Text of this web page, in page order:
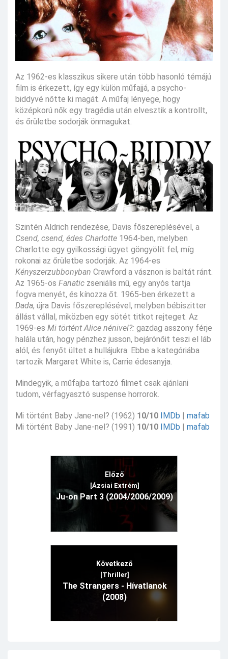
Az 1962-es klasszikus sikere után több hasonló témájú
film is érkezett, így egy külön műfajjá, a psycho-
biddyvé nőtte ki magát. A műfaj lényege, hogy
középkorú nők egy tragédia után elvesztik a kontrollt,
és őrületbe sodorják önmagukat.
Szintén Aldrich rendezése, Davis főszereplésével, a
Csend, csend, édes Charlotte 1964-ben, melyben
Charlotte egy gyilkossági ügyet göngyölít fel, míg
rokonai az őrületbe sodorják. Az 1964-es
Kényszerzubbonyban Crawford a vásznon is baltát ránt.
Az 1965-ös Fanatic zseniális mű, egy anyós tartja
fogva menyét, és kínozza őt. 1965-ben érkezett a
Dada, újra Davis főszereplésével, melyben bébiszitter
állást vállal, miközben egy sötét titkot rejteget. Az
1969-es Mi történt Alice nénivel?: gazdag asszony férje
halála után, hogy pénzhez jusson, bejárónőit teszi el láb
alól, és fenyőt ültet a hullájukra. Ebbe a kategóriába
tartozik Margaret White is, Carrie édesanyja.
Mindegyik, a műfajba tartozó filmet csak ajánlani
tudom, vérfagyasztó suspense horrorok.
Mi történt Baby Jane-nel? (1962) 10/10 IMDb
mafab
Mi történt Baby Jane-nel? (1991) 10/10 IMDb mafab
Előző
[Ázsiai Extrém]
Ju-on Part 3 (2004/2006/2009)
Következő
[Thriller]
The Strangers - Hívatlanok
(2008)